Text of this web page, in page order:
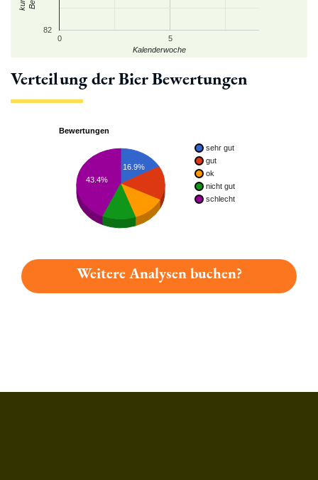
0 5
82
Kalenderwoche
Verteilung der Bier Bewertungen
Bewertungen
sehr gut
gut
ok
nicht gut
schlecht
16.9%
43.4%
Weitere Analysen buchen?